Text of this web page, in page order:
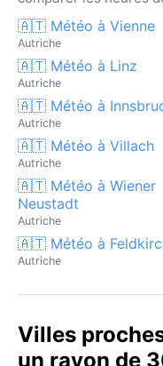
🇦🇹 Météo à Vienne
Autriche
🇦🇹 Météo à Linz
Autriche
🇦🇹 Météo à
Autriche
🇦🇹 Météo à Villach
Autriche
🇦🇹 Météo à Wiener
Neustadt
Autriche
🇦🇹 Météo à
Autriche
Villes
un rayon de